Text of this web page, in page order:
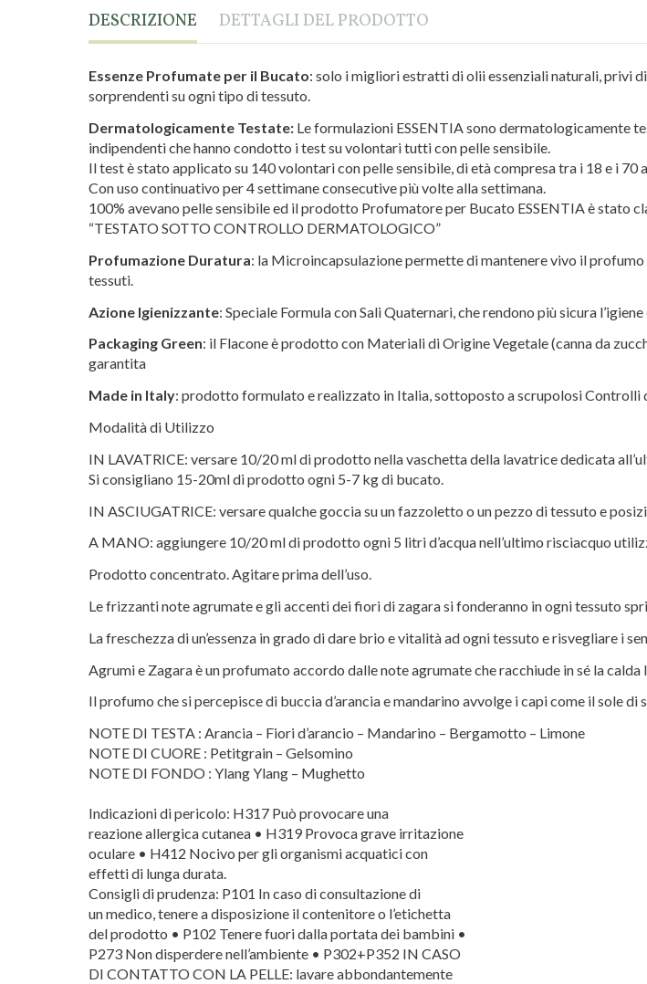
DESCRIZIONE DETTAGLI DEL PRODOTTO
Essenze Profumate per il Bucato: solo i migliori estratti di olii essenziali naturali, privi
sorprendenti su ogni tipo di tessuto.
Dermatologicamente Testate: Le formulazioni ESSENTIA sono dermatologicamente
indipendenti che hanno condotto i test su volontari tutti con pelle sensibile.
Il test è stato applicato su 140 volontari con pelle sensibile, di età compresa tra i 18 e i 70
Con uso continuativo per 4 settimane consecutive più volte alla settimana.
100% avevano pelle sensibile ed il prodotto Profumatore per Bucato ESSENTIA è stato
“TESTATO SOTTO CONTROLLO DERMATOLOGICO”
Profumazione Duratura: la Microincapsulazione permette di mantenere vivo il
tessuti.
Azione Igienizzante: Speciale Formula con Sali Quaternari, che rendono più sicura
Packaging Green: il Flacone è prodotto con Materiali di Origine Vegetale (canna da
garantita
Made in Italy: prodotto formulato e realizzato in Italia, sottoposto a scrupolosi Controlli
Modalità di Utilizzo
IN LAVATRICE: versare 10/20 ml di prodotto nella vaschetta della lavatrice dedicata
Si consigliano 15-20ml di prodotto ogni 5-7 kg di bucato.
IN ASCIUGATRICE: versare qualche goccia su un fazzoletto o un pezzo di tessuto e
A MANO: aggiungere 10/20 ml di prodotto ogni 5 litri d’acqua nell’ultimo risciacquo
Prodotto concentrato. Agitare prima dell’uso.
Le frizzanti note agrumate e gli accenti dei fiori di zagara si fonderanno in ogni tessuto
La freschezza di un’essenza in grado di dare brio e vitalità ad ogni tessuto e risvegliare i
Agrumi e Zagara è un profumato accordo dalle note agrumate che racchiude in sé la calda
Il profumo che si percepisce di buccia d’arancia e mandarino avvolge i capi come il sole di
NOTE DI TESTA : Arancia – Fiori d’arancio – Mandarino – Bergamotto – Limone
NOTE DI CUORE : Petitgrain – Gelsomino
NOTE DI FONDO : Ylang Ylang – Mughetto
Indicazioni di pericolo: H317 Può provocare una
reazione allergica cutanea • H319 Provoca grave irritazione
oculare • H412 Nocivo per gli organismi acquatici con
effetti di lunga durata.
Consigli di prudenza: P101 In caso di consultazione di
un medico, tenere a disposizione il contenitore o l’etichetta
del prodotto • P102 Tenere fuori dalla portata dei bambini •
P273 Non disperdere nell’ambiente • P302+P352 IN CASO
DI CONTATTO CON LA PELLE: lavare abbondantemente